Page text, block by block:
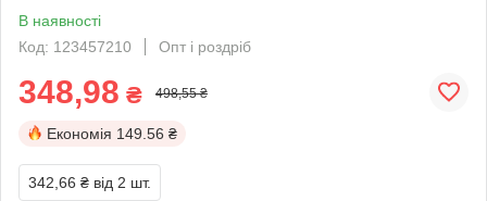
В наявності
Код: 123457210
Опт і роздріб
348,98 ₴ 498,55 ₴
Економія 149.56 ₴
342,66 ₴ від 2 шт.